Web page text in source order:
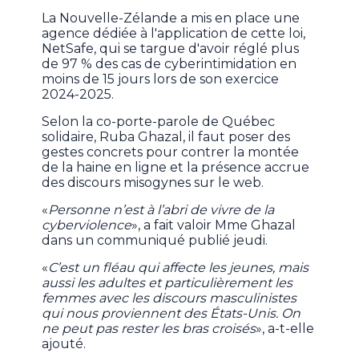
La Nouvelle-Zélande a mis en place une
agence dédiée à l'application de cette loi,
NetSafe, qui se targue d'avoir réglé plus
de 97 % des cas de cyberintimidation en
moins de 15 jours lors de son exercice
2024-2025.
Selon la co-porte-parole de Québec
solidaire, Ruba Ghazal, il faut poser des
gestes concrets pour contrer la montée
de la haine en ligne et la présence accrue
des discours misogynes sur le web.
«Personne n’est à l’abri de vivre de la
cyberviolence», a fait valoir Mme Ghazal
dans un communiqué publié jeudi.
«C’est un fléau qui affecte les jeunes, mais
aussi les adultes et particulièrement les
femmes avec les discours masculinistes
qui nous proviennent des États-Unis. On
ne peut pas rester les bras croisés», a-t-elle
ajouté.